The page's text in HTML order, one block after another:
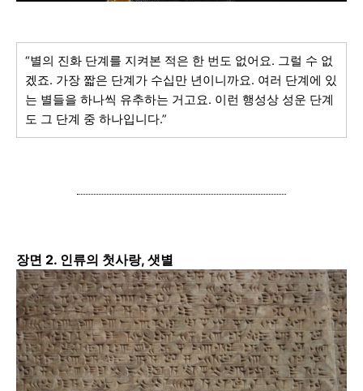
“별의 진화 단계를 지켜본 적은 한 번도 없어요. 그럴 수 없
겠죠. 가장 짧은 단계가 수십만 년이니까요. 여러 단계에 있
는 별들을 하나씩 유추하는 거고요. 이런 행성상 성운 단계
도 그 단계 중 하나입니다.”
장면 2. 인류의 첫사랑, 샛별